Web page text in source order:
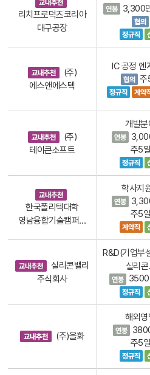
리치프로덕츠코리아
대구공장
3,300
(주)
에스앤에스텍
IC 공정 엔
주
(주)
테이큰소프트
개발분
주5일
한국폴리텍대학
영남융합기술캠퍼…
학사지
주5일
실리콘밸리
주식회사
R&D(기업부
실리
(주)을화
해외영
주5일